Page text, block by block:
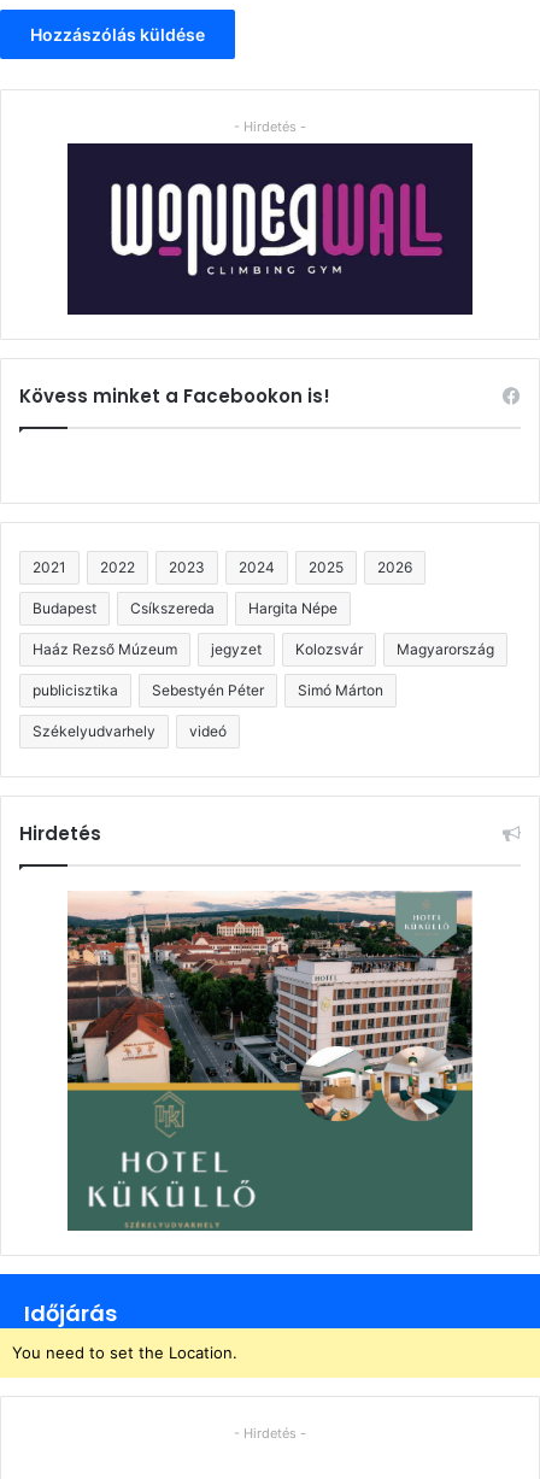
- Hirdetés -
Kövess minket a Facebookon is!
2021 2022 2023 2024 2025 2026
Budapest Csíkszereda Hargita Népe
Haáz Rezső Múzeum jegyzet Kolozsvár Magyarország
publicisztika Sebestyén Péter Simó Márton
Székelyudvarhely videó
Hirdetés
Időjárás
You need to set the Location.
- Hirdetés -